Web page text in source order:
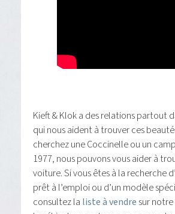
Kieft & Klok a des relations partout
qui nous aident à trouver ces
cherchez une Coccinelle ou un
1977, nous pouvons vous aider à
voiture. Si vous êtes à la recherche
prêt à l’emploi ou d’un modèle
consultez la liste à vendre sur